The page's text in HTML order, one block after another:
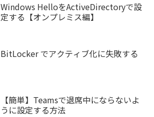
Windows HelloをActiveDirectoryで設
定する【オンプレミス編】
BitLocker でアクティブ化に失敗する
【簡単】Teamsで退席中にならないよ
うに設定する方法